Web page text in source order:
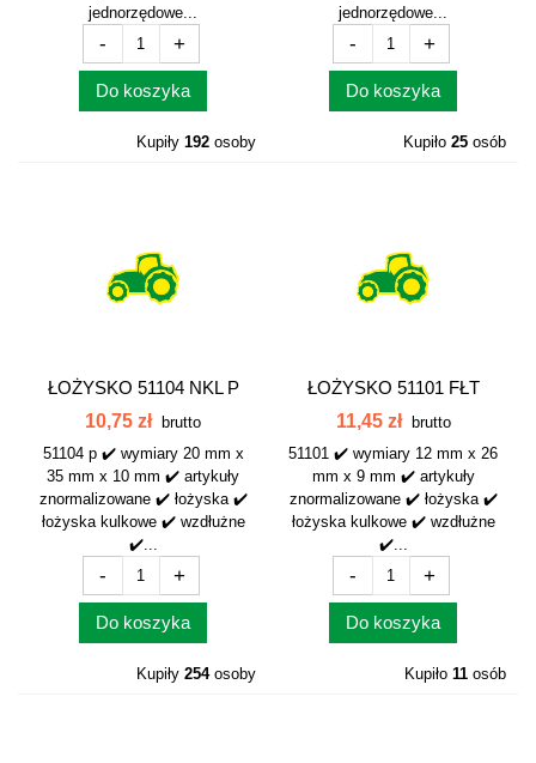
jednorzędowe...
- +
Do koszyka
Kupiły 192 osoby
jednorzędowe...
- +
Do koszyka
Kupiło 25 osób
ŁOŻYSKO 51104 NKL P
10,75 zł
brutto
51104 p ✔️ wymiary 20 mm x
35 mm x 10 mm ✔️ artykuły
znormalizowane ✔️ łożyska ✔️
łożyska kulkowe ✔️ wzdłużne
✔️...
- +
Do koszyka
Kupiły 254osoby
ŁOŻYSKO 51101 FŁT
11,45 zł
brutto
51101 ✔️ wymiary 12 mm x 26
mm x 9 mm ✔️ artykuły
znormalizowane ✔️ łożyska ✔️
łożyska kulkowe ✔️ wzdłużne
✔️...
- +
Do koszyka
Kupiło 11 osób